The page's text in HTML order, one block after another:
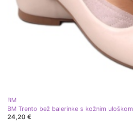
BM
BM Trento bež balerinke s kožnim uloškom
24,20 €